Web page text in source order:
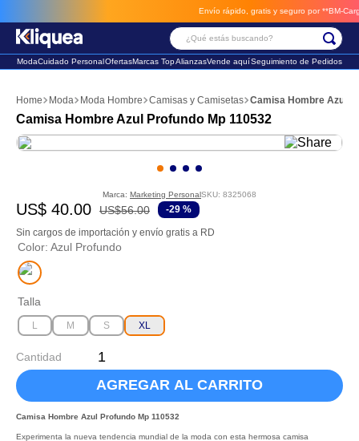
Envío rápido, gratis y seguro por **BM-Cargo**
¿Qué estás buscando?
ModaCuidado PersonalOfertasMarcas TopAlianzasVende aquíSeguimiento de Pedidos
Moda Moda Hombre Camisas y Camisetas Camisa Hombre Azul
Camisa Hombre Azul Profundo Mp 110532
Marca: Marketing PersonalSKU: 8325068
US$ 40.00 US$56.00 -29 %
Sin cargos de importación y envío gratis a RD
Color: Azul Profundo
Talla
L M S XL
Cantidad
AGREGAR AL CARRITO
Camisa Hombre Azul Profundo Mp 110532
Experimenta la nueva tendencia mundial de la moda con esta hermosa camisa
2. sandalia